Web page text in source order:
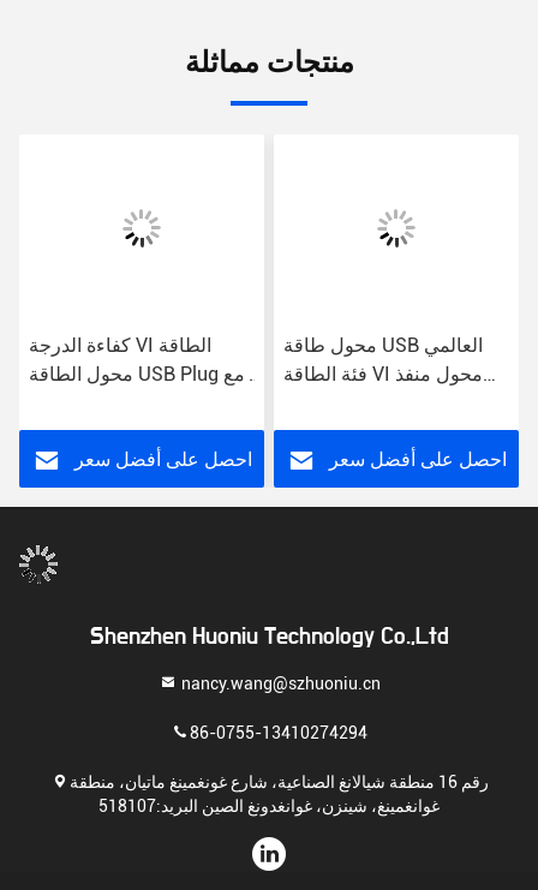
منتجات مماثلة
كفاءة الدرجة VI الطاقة
محول الطاقة USB Plug مع
احصل على أفضل سعر
محول طاقة USB العالمي
فئة الطاقة VI محول منفذ
احصل على أفضل سعر
Shenzhen Huoniu Technology Co.,Ltd
nancy.wang@szhuoniu.cn
86-0755-13410274294
رقم 16 منطقة شيالانغ الصناعية، شارع غونغمينغ ماتيان، منطقة
غوانغمينغ، شينزن، غوانغدونغ الصين البريد:518107